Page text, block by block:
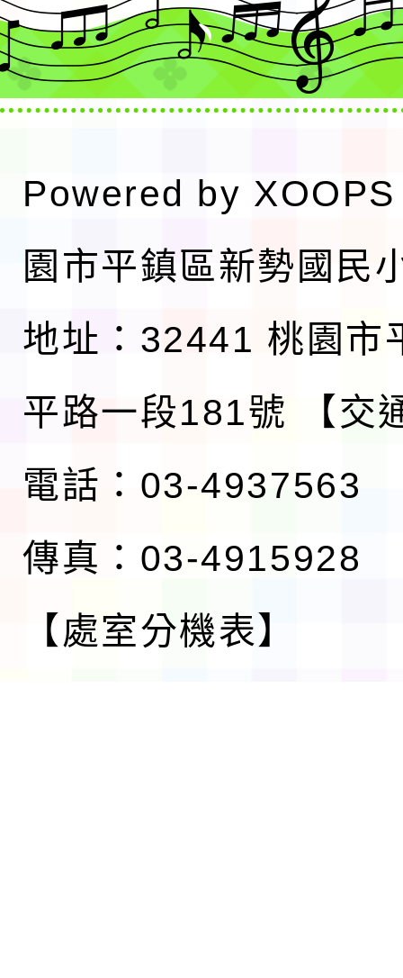
Powered by XOOPS
園市平鎮區新勢國民
地址：32441 桃園市
平路一段181號
【交
電話：03-4937563
傳真：03-4915928
【處室分機表】